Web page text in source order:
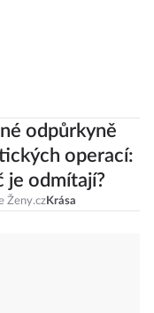
odpůrkyně
operací:
je odmítají?
Ženy.czKrása